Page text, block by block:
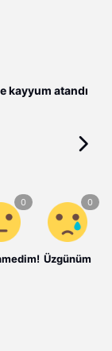
kayyum atandı
Üzgünüm